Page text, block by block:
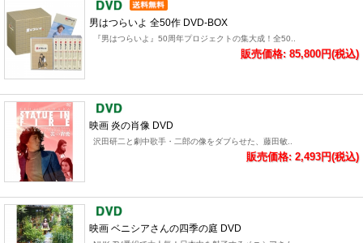
男はつらいよ 全50作 DVD-BOX
『男はつらいよ』50周年プロジェクトの集大成！全50..
販売価格: 85,800円(税込)
映画 炎の肖像 DVD
沢田研二と劇中歌手・二郎の像をダブらせた、藤田敏..
販売価格: 2,493円(税込)
映画 ベニシアさんの四季の庭 DVD